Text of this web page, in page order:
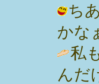
ち
かな
私
んだ